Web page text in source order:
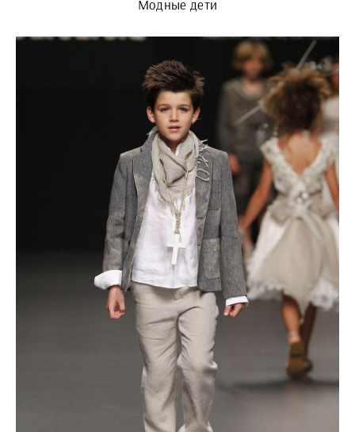
Модные дети